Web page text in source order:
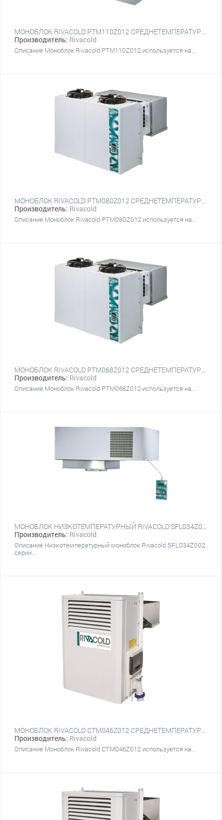
МОНОБЛОК RIVACOLD PTM110Z012 СРЕДНЕТЕМПЕРАТУРНЫЙ НАСТЕННЫЙ
Производитель: Rivacold
Описание Моноблок Rivacold PTM110Z012 используется на...
МОНОБЛОК RIVACOLD PTM080Z012 СРЕДНЕТЕМПЕРАТУРНЫЙ НАСТЕННЫЙ
Производитель: Rivacold
Описание Моноблок Rivacold PTM080Z012 используется на...
МОНОБЛОК RIVACOLD PTM068Z012 СРЕДНЕТЕМПЕРАТУРНЫЙ НАСТЕННЫЙ
Производитель: Rivacold
Описание Моноблок Rivacold PTM068Z012 используется на...
МОНОБЛОК НИЗКОТЕМПЕРАТУРНЫЙ RIVACOLD SFL034Z002
Производитель: Rivacold
Описание Низкотемпературный моноблок Rivacold SFL034Z002
серии...
МОНОБЛОК RIVACOLD CTM046Z012 СРЕДНЕТЕМПЕРАТУРНЫЙ НАСТЕННЫЙ
Производитель: Rivacold
Описание Моноблок Rivacold CTM046Z012 используется на...